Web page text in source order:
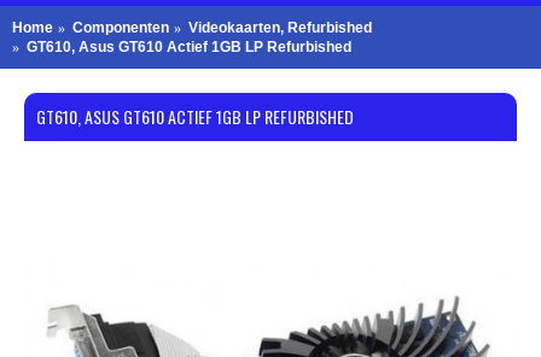
Home Componenten
Videokaarten, Refurbished
GT610, Asus GT610 Actief 1GB LP Refurbished
GT610, ASUS GT610 ACTIEF 1GB LP REFURBISHED